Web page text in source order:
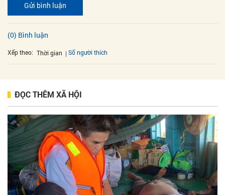
Gửi bình luận
(0) Bình luận
Xếp theo: Thời gian Số người thích
ĐỌC THÊM XÃ HỘI